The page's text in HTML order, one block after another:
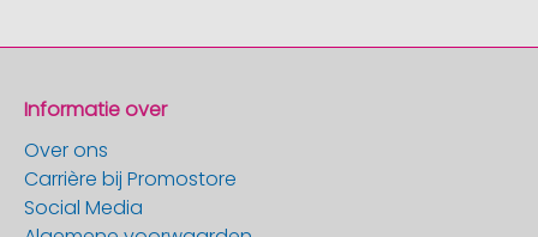
Informatie over
Over ons
Carrière bij Promostore
Social Media